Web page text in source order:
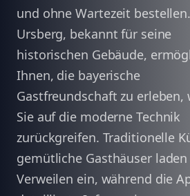
und ohne Wartezeit bestellen.
Ursberg, bekannt für seine
historischen Gebäude,
Ihnen, die bayerische
Gastfreundschaft zu erleben,
Sie auf die moderne Technik
zurückgreifen. Traditionelle
gemütliche Gasthäuser laden
Verweilen ein, während die